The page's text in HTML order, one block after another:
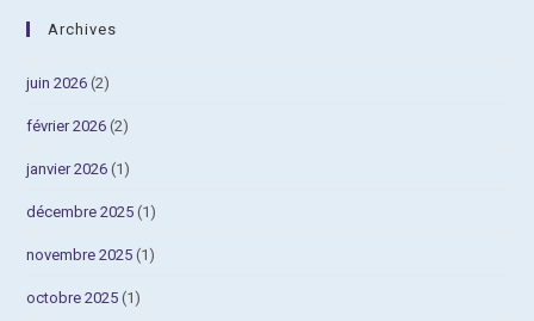
Archives
juin 2026 (2)
février 2026 (2)
janvier 2026 (1)
décembre 2025 (1)
novembre 2025 (1)
octobre 2025 (1)